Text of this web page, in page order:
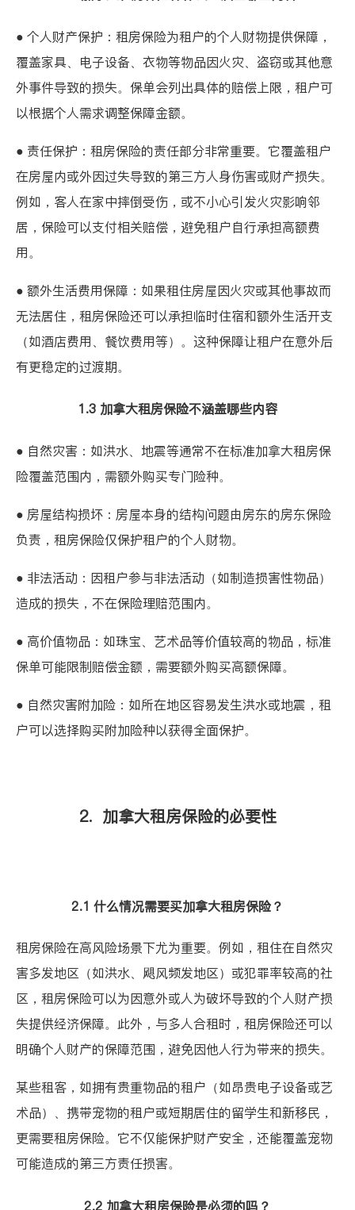
● 个人财产保护：租房保险为租户的个人财物提供保障，
覆盖家具、电子设备、衣物等物品因火灾、盗窃或其他意
外事件导致的损失。保单会列出具体的赔偿上限，租户可
以根据个人需求调整保障金额。
● 责任保护：租房保险的责任部分非常重要。它覆盖租户
在房屋内或外因过失导致的第三方人身伤害或财产损失。
例如，客人在家中摔倒受伤，或不小心引发火灾影响邻
居，保险可以支付相关赔偿，避免租户自行承担高额费
用。
● 额外生活费用保障：如果租住房屋因火灾或其他事故而
无法居住，租房保险还可以承担临时住宿和额外生活开支
（如酒店费用、餐饮费用等）。这种保障让租户在意外后
有更稳定的过渡期。
1.3 加拿大租房保险不涵盖哪些内容
● 自然灾害：如洪水、地震等通常不在标准加拿大租房保
险覆盖范围内，需额外购买专门险种。
● 房屋结构损坏：房屋本身的结构问题由房东的房东保险
负责，租房保险仅保护租户的个人财物。
● 非法活动：因租户参与非法活动（如制造损害性物品）
造成的损失，不在保险理赔范围内。
● 高价值物品：如珠宝、艺术品等价值较高的物品，标准
保单可能限制赔偿金额，需要额外购买高额保障。
● 自然灾害附加险：如所在地区容易发生洪水或地震，租
户可以选择购买附加险种以获得全面保护。
2. 加拿大租房保险的必要性
2.1 什么情况需要买加拿大租房保险？
租房保险在高风险场景下尤为重要。例如，租住在自然灾
害多发地区（如洪水、飓风频发地区）或犯罪率较高的社
区，租房保险可以为因意外或人为破坏导致的个人财产损
失提供经济保障。此外，与多人合租时，租房保险还可以
明确个人财产的保障范围，避免因他人行为带来的损失。
某些租客，如拥有贵重物品的租户（如昂贵电子设备或艺
术品）、携带宠物的租户或短期居住的留学生和新移民，
更需要租房保险。它不仅能保护财产安全，还能覆盖宠物
可能造成的第三方责任损害。
2.2 加拿大租房保险是必须的吗？